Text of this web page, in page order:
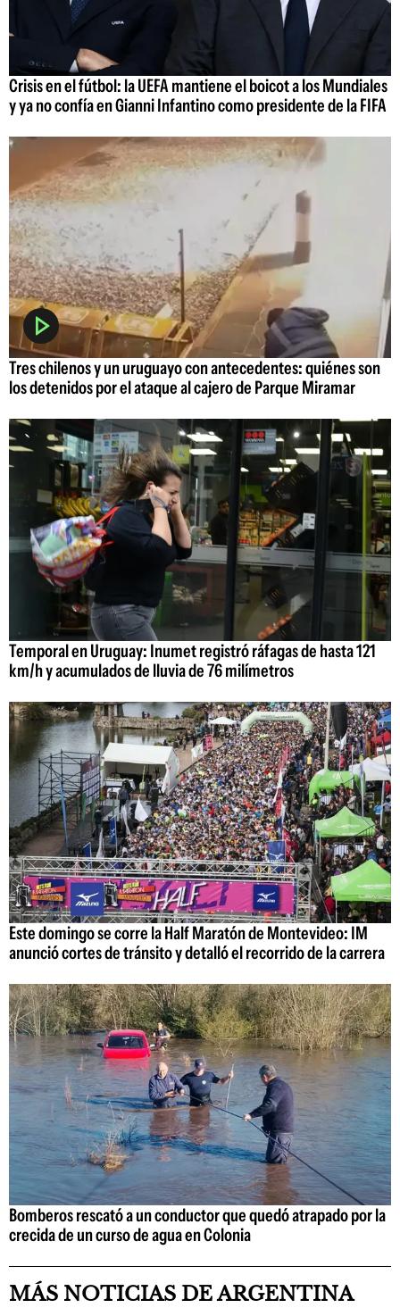
Crisis en el fútbol: la UEFA mantiene el boicot a los Mundiales
y ya no confía en Gianni Infantino como presidente de la FIFA
Tres chilenos y un uruguayo con antecedentes: quiénes son
los detenidos por el ataque al cajero de Parque Miramar
Temporal en Uruguay: Inumet registró ráfagas de hasta 121
km/h y acumulados de lluvia de 76 milímetros
Este domingo se corre la Half Maratón de Montevideo: IM
anunció cortes de tránsito y detalló el recorrido de la carrera
Bomberos rescató a un conductor que quedó atrapado por la
crecida de un curso de agua en Colonia
MÁS NOTICIAS DE ARGENTINA